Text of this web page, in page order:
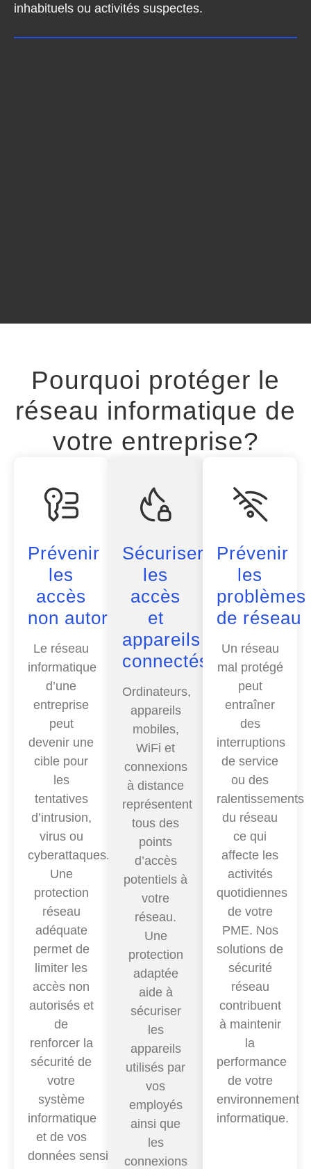
inhabituels ou activités suspectes.
Pourquoi protéger le
réseau informatique de
votre entreprise?
Prévenir
les
accès
non autorisés
Le réseau
informatique
d’une
entreprise
peut
devenir une
cible pour
les
tentatives
d’intrusion,
virus ou
cyberattaques.
Une
protection
réseau
adéquate
permet de
limiter les
accès non
autorisés et
de
renforcer la
sécurité de
votre
système
informatique
et de vos
données sensibles .
Sécuriser
les
accès
et
appareils
connectés
Ordinateurs,
appareils
mobiles,
WiFi et
connexions
à distance
représentent
tous des
points
d’accès
potentiels à
votre
réseau.
Une
protection
adaptée
aide à
sécuriser
les
appareils
utilisés par
vos
employés
ainsi que
les
connexions
Prévenir
les
problèmes
de réseau
Un réseau
mal protégé
peut
entraîner
des
interruptions
de service
ou des
ralentissements
du réseau
ce qui
affecte les
activités
quotidiennes
de votre
PME. Nos
solutions de
sécurité
réseau
contribuent
à maintenir
la
performance
de votre
environnement
informatique.